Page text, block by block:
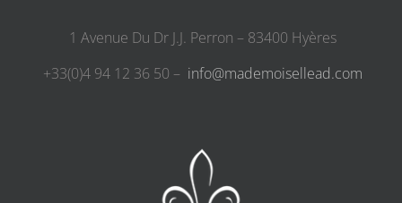
1 Avenue Du Dr J.J. Perron – 83400 Hyères
+33(0)4 94 12 36 50 – info@mademoisellead.com